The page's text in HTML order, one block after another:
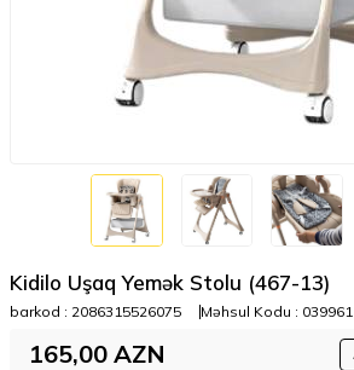
Kidilo Uşaq Yemək Stolu (467-13)
barkod : 2086315526075 Məhsul Kodu : 039961
165,00 AZN